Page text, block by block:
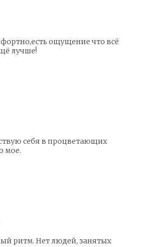
ощущение что всё
лучше!
себя в процветающих
мое.
ритм. Нет людей, занятых